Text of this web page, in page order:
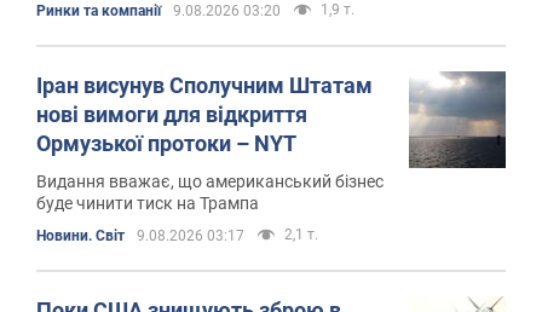
Ринки та компанії 9.08.2026 03:20 1,9 т.
Іран висунув Сполучним Штатам
нові вимоги для відкриття
Ормузької протоки – NYT
Видання вважає, що американський бізнес
буде чинити тиск на Трампа
Новини. Світ 9.08.2026 03:17 2,1 т.